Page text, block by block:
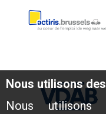
Nous utilisons
Nous